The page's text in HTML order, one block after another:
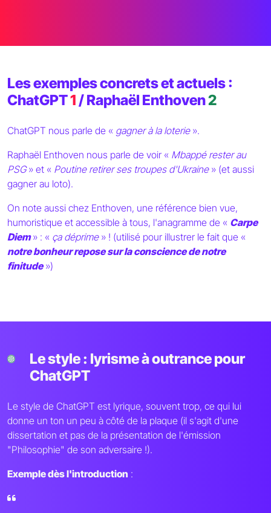
Les exemples concrets et actuels :
ChatGPT1/ Raphaël Enthoven2
ChatGPT nous parle de « gagner à la loterie».
Raphaël Enthoven nous parle de voir « Mbappé rester au
PSG» et « Poutine retirer ses troupes d'Ukraine» (et aussi
gagner au loto).
On note aussi chez Enthoven, une référence bien vue,
humoristique et accessible à tous, l'anagramme de « Carpe
Diem» : « ça déprime» ! (utilisé pour illustrer le fait que «
notre bonheur repose sur la conscience de notre
finitude»)
Le style : lyrisme à outrance pour
ChatGPT
Le style de ChatGPT est lyrique, souvent trop, ce qui lui
donne un ton un peu à côté de la plaque (il s'agit d'une
dissertation et pas de la présentation de l'émission
"Philosophie" de son adversaire !).
Exemple dès l'introduction :